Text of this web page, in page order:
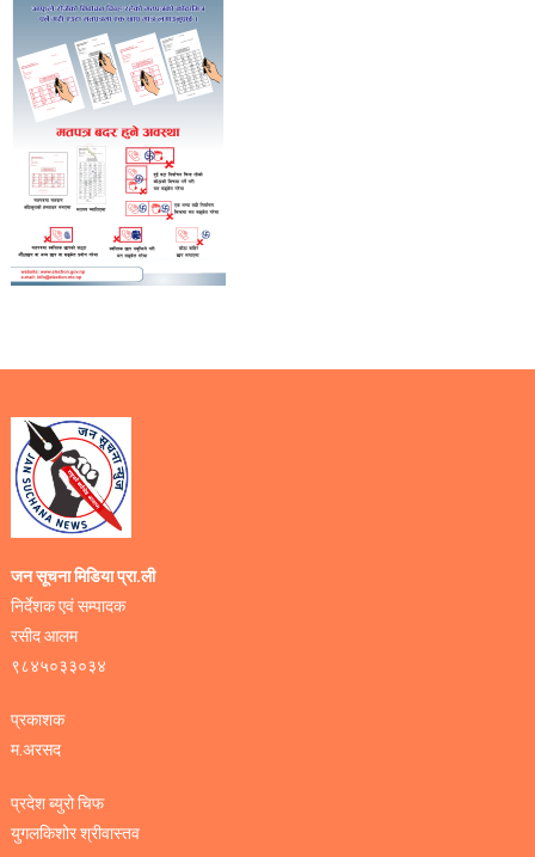
जन सूचना मिडिया प्रा.ली
निर्देशक एवं सम्पादक
रसीद आलम
९८४५०३३०३४
प्रकाशक
म.अरसद
प्रदेश ब्युरो चिफ
युगलकिशोर श्रीवास्तव